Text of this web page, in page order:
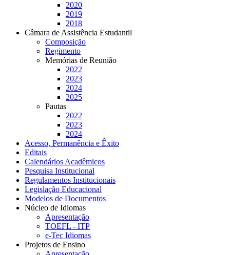
2020
2019
2018
Câmara de Assistência Estudantil
Composição
Regimento
Memórias de Reunião
2022
2023
2024
2025
Pautas
2022
2023
2024
Acesso, Permanência e Êxito
Editais
Calendários Acadêmicos
Pesquisa Institucional
Regulamentos Institucionais
Legislação Educacional
Modelos de Documentos
Núcleo de Idiomas
Apresentação
TOEFL - ITP
e-Tec Idiomas
Projetos de Ensino